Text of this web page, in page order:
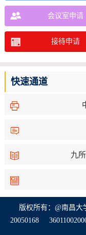
会议室申请
接待申请
快速通道
九
版权所有：@南昌
20050168